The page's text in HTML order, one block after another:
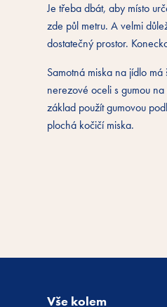
Je třeba dbát, aby místo
zde půl metru. A velmi
dostatečný prostor.
Samotná miska na jídlo
nerezové oceli s gumou
základ použít gumovou
plochá kočičí miska.
Vše kolem